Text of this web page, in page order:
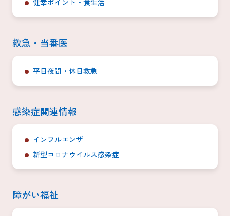
健幸ポイント・食生活
救急・当番医
平日夜間・休日救急
感染症関連情報
インフルエンザ
新型コロナウイルス感染症
障がい福祉